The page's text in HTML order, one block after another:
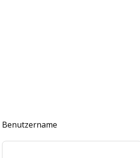
Benutzername